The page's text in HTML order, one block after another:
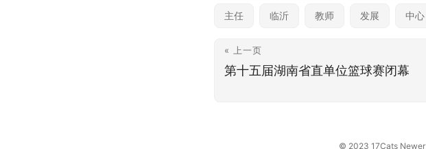
主任 临沂 教师 发展 中心
« 上一页
第十五届湖南省直单位篮球赛闭幕
© 2023 17Cats Newer